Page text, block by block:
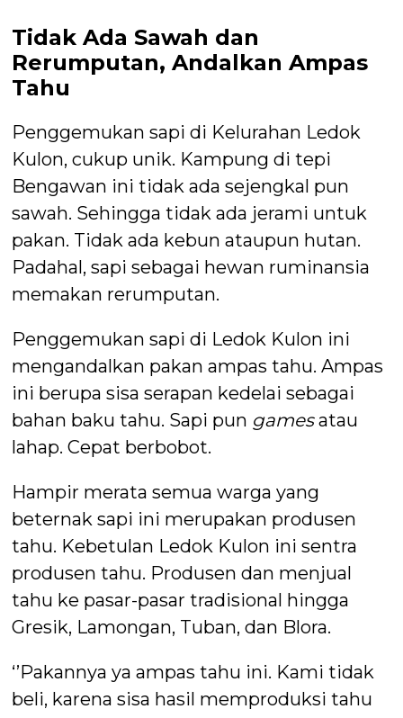
Tidak Ada Sawah dan
Rerumputan, Andalkan Ampas
Tahu
Penggemukan sapi di Kelurahan Ledok
Kulon, cukup unik. Kampung di tepi
Bengawan ini tidak ada sejengkal pun
sawah. Sehingga tidak ada jerami untuk
pakan. Tidak ada kebun ataupun hutan.
Padahal, sapi sebagai hewan ruminansia
memakan rerumputan.
Penggemukan sapi di Ledok Kulon ini
mengandalkan pakan ampas tahu. Ampas
ini berupa sisa serapan kedelai sebagai
bahan baku tahu. Sapi pun gamesatau
lahap. Cepat berbobot.
Hampir merata semua warga yang
beternak sapi ini merupakan produsen
tahu. Kebetulan Ledok Kulon ini sentra
produsen tahu. Produsen dan menjual
tahu ke pasar-pasar tradisional hingga
Gresik, Lamongan, Tuban, dan Blora.
‘’Pakannya ya ampas tahu ini. Kami tidak
beli, karena sisa hasil memproduksi tahu